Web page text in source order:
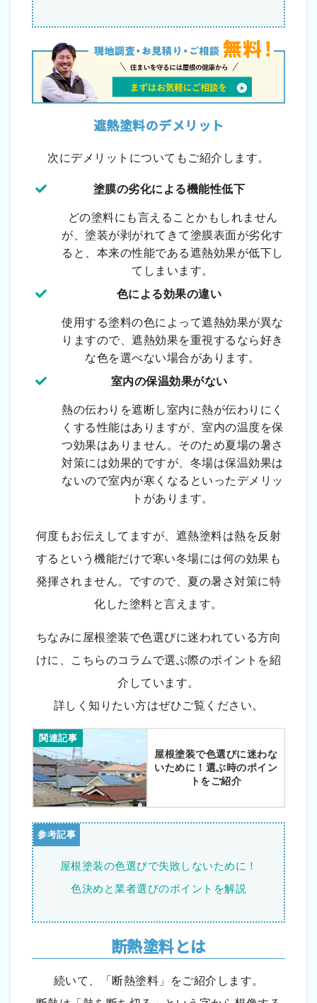
遮熱塗料のデメリット
次にデメリットについてもご紹介します。
塗膜の劣化による機能性低下
どの塗料にも言えることかもしれません
が、塗装が剥がれてきて塗膜表面が劣化す
ると、本来の性能である遮熱効果が低下し
てしまいます。
色による効果の違い
使用する塗料の色によって遮熱効果が異な
りますので、遮熱効果を重視するなら好き
な色を選べない場合があります。
室内の保温効果がない
熱の伝わりを遮断し室内に熱が伝わりにく
くする性能はありますが、室内の温度を保
つ効果はありません。そのため夏場の暑さ
対策には効果的ですが、冬場は保温効果は
ないので室内が寒くなるといったデメリッ
トがあります。
何度もお伝えしてますが、遮熱塗料は熱を反射
するという機能だけで寒い冬場には何の効果も
発揮されません。ですので、夏の暑さ対策に特
化した塗料と言えます。
ちなみに屋根塗装で色選びに迷われている方向
けに、こちらのコラムで選ぶ際のポイントを紹
介しています。
詳しく知りたい方はぜひご覧ください。
関連記事
屋根塗装で色選びに迷わな
いために！選ぶ時のポイン
トをご紹介
屋根塗装の色選びで失敗しないために！
色決めと業者選びのポイントを解説
断熱塗料とは
続いて、「断熱塗料」をご紹介します。